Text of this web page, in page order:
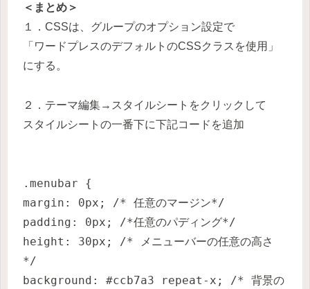
＜まとめ＞
１．CSSは、グループのオプション設定で
「ワードプレスのデフォルトのCSSクラスを使用」
にする。
２．テーマ編集→スタイルシートをクリックして
スタイルシートの一番下に下記コードを追加
.menubar {
margin: 0px; /* 任意のマージン*/
padding: 0px; /*任意のパディング*/
height: 30px; /* メニューバーの任意の高さ
*/
background: #ccb7a3 repeat-x; /* 背景の